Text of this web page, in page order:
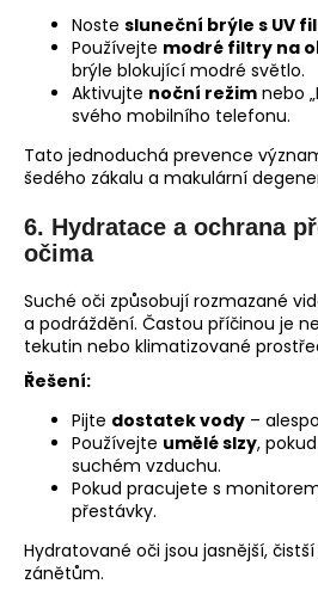
Noste sluneční brýle s UV
Používejte modré filtry na
brýle blokující modré světlo.
Aktivujte noční režim nebo
svého mobilního telefonu.
Tato jednoduchá prevence
šedého zákalu a makulární
6. Hydratace a ochrana
očima
Suché oči způsobují rozmazané
a podráždění. Častou příčinou je
tekutin nebo klimatizované
Řešení:
Pijte dostatek vody –
Používejte umělé slzy,
suchém vzduchu.
Pokud pracujete s
přestávky.
Hydratované oči jsou jasnější,
zánětům.